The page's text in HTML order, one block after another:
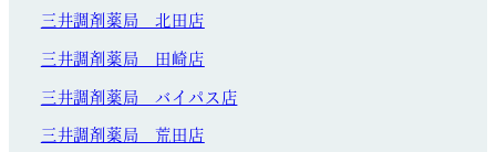
三井調剤薬局 北田店
三井調剤薬局 田崎店
三井調剤薬局 バイパス店
三井調剤薬局 荒田店